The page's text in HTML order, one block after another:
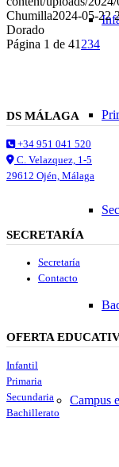
Campus
Chumilla2024-05-22
Dorado
Página 1 de 41 234
DS MÁLAGA
+34 951 041 520
C. Velazquez, 1-5
29612 Ojén, Málaga
SECRETARÍA
Secretaría
Contacto
OFERTA
Infantil
Primaria
Secundaria
Bachillerato